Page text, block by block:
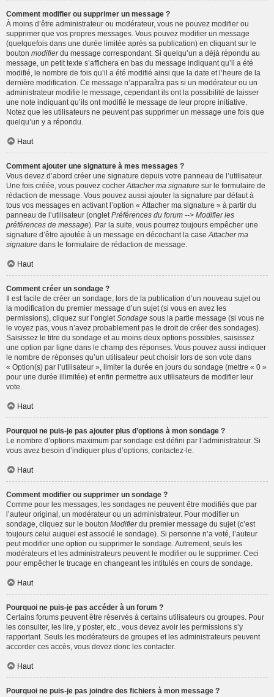
Comment modifier ou supprimer un message ?
À moins d’être administrateur ou modérateur, vous ne pouvez modifier ou
supprimer que vos propres messages. Vous pouvez modifier un message
(quelquefois dans une durée limitée après sa publication) en cliquant sur le
bouton modifierdu message correspondant. Si quelqu’un a déjà répondu au
message, un petit texte s’affichera en bas du message indiquant qu’il a été
modifié, le nombre de fois qu’il a été modifié ainsi que la date et l’heure de la
dernière modification. Ce message n’apparaîtra pas si un modérateur ou un
administrateur modifie le message, cependant ils ont la possibilité de laisser
une note indiquant qu’ils ont modifié le message de leur propre initiative.
Notez que les utilisateurs ne peuvent pas supprimer un message une fois que
quelqu’un y a répondu.
Haut
Comment ajouter une signature à mes messages ?
Vous devez d’abord créer une signature depuis votre panneau de l’utilisateur.
Une fois créée, vous pouvez cocher Attacher ma signature sur le formulaire de
rédaction de message. Vous pouvez aussi ajouter la signature par défaut à
tous vos messages en activant l’option « Attacher ma signature » à partir du
panneau de l’utilisateur (onglet Préférences du forum --> Modifier les
préférences de message). Par la suite, vous pourrez toujours empêcher une
signature d’être ajoutée à un message en décochant la case Attacher ma
signature dans le formulaire de rédaction de message.
Haut
Comment créer un sondage ?
Il est facile de créer un sondage, lors de la publication d’un nouveau sujet ou
la modification du premier message d’un sujet (si vous en avez les
permissions), cliquez sur l’onglet Sondage sous la partie message (si vous ne
le voyez pas, vous n’avez probablement pas le droit de créer des sondages).
Saisissez le titre du sondage et au moins deux options possibles, saisissez
une option par ligne dans le champ des réponses. Vous pouvez aussi indiquer
le nombre de réponses qu’un utilisateur peut choisir lors de son vote dans
« Option(s) par l’utilisateur », limiter la durée en jours du sondage (mettre « 0 »
pour une durée illimitée) et enfin permettre aux utilisateurs de modifier leur
vote.
Haut
Pourquoi ne puis-je pas ajouter plus d’options à mon sondage ?
Le nombre d’options maximum par sondage est défini par l’administrateur. Si
vous avez besoin d’indiquer plus d’options, contactez-le.
Haut
Comment modifier ou supprimer un sondage ?
Comme pour les messages, les sondages ne peuvent être modifiés que par
l’auteur original, un modérateur ou un administrateur. Pour modifier un
sondage, cliquez sur le bouton Modifierdu premier message du sujet (c’est
toujours celui auquel est associé le sondage). Si personne n’a voté, l’auteur
peut modifier une option ou supprimer le sondage. Autrement, seuls les
modérateurs et les administrateurs peuvent le modifier ou le supprimer. Ceci
pour empêcher le trucage en changeant les intitulés en cours de sondage.
Haut
Pourquoi ne puis-je pas accéder à un forum ?
Certains forums peuvent être réservés à certains utilisateurs ou groupes. Pour
les consulter, les lire, y poster, etc., vous devez avoir les permissions s’y
rapportant. Seuls les modérateurs de groupes et les administrateurs peuvent
accorder ces accès, vous devez donc les contacter.
Haut
Pourquoi ne puis-je pas joindre des fichiers à mon message ?